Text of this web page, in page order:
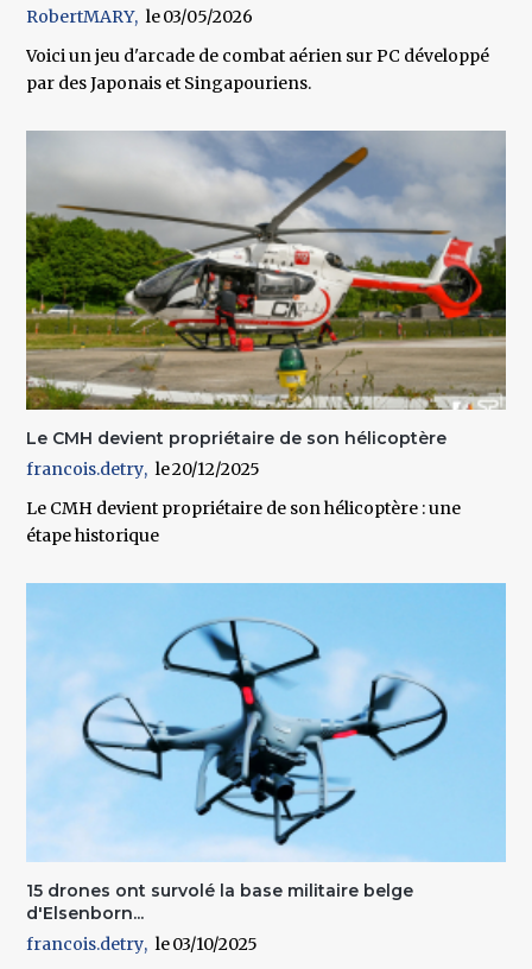
RobertMARY
03/05/2026
Voici un jeu d'arcade de combat aérien sur PC développé
par des Japonais et Singapouriens.
Le CMH devient propriétaire de son hélicoptère
francois.detry
20/12/2025
Le CMH devient propriétaire de son hélicoptère : une
étape historique
15 drones ont survolé la base militaire belge
d'Elsenborn...
francois.detry
03/10/2025